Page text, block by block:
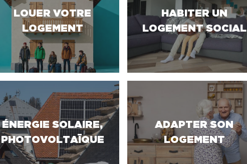
LOUER VOTRE
LOGEMENT
HABITER UN
LOGEMENT SOCIAL
ÉNERGIE SOLAIRE,
PHOTOVOLTAÏQUE
ADAPTER SON
LOGEMENT